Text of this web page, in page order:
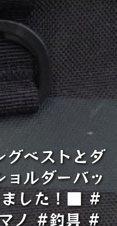
ベストとダ
ルダーバッ
ました！■ #
ノ #釣具 #